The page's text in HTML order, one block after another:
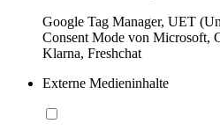
Google Tag Manager, UET
Consent Mode von Microsoft,
Klarna, Freshchat
Externe Medieninhalte